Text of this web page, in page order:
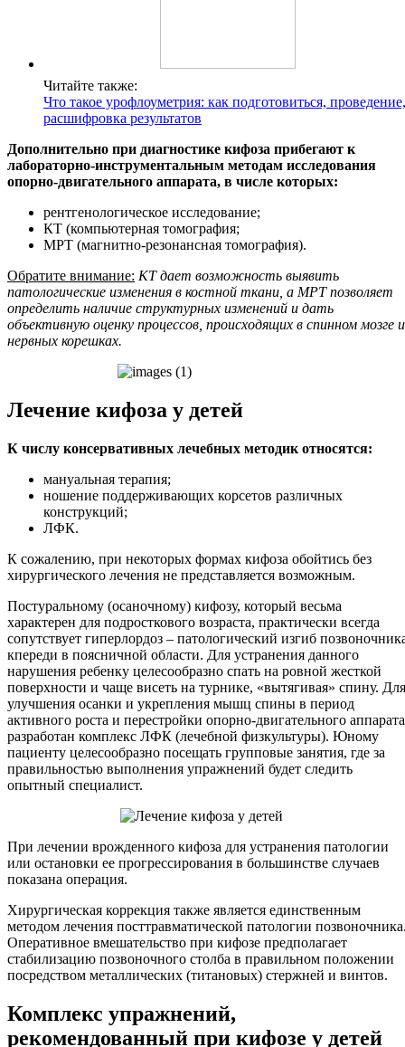
Читайте также:
Что такое урофлоуметрия: как подготовиться, проведение,
расшифровка результатов
Дополнительно при диагностике кифоза прибегают к
лабораторно-инструментальным методам исследования
опорно-двигательного аппарата, в числе которых:
рентгенологическое исследование;
КТ (компьютерная томография;
МРТ (магнитно-резонансная томография).
Обратите внимание: КТ дает возможность выявить
патологические изменения в костной ткани, а МРТ позволяет
определить наличие структурных изменений и дать
объективную оценку процессов, происходящих в спинном мозге и
нервных корешках.
Лечение кифоза у детей
К числу консервативных лечебных методик относятся:
мануальная терапия;
ношение поддерживающих корсетов различных
конструкций;
ЛФК.
К сожалению, при некоторых формах кифоза обойтись без
хирургического лечения не представляется возможным.
Постуральному (осаночному) кифозу, который весьма
характерен для подросткового возраста, практически всегда
сопутствует гиперлордоз – патологический изгиб
кпереди в поясничной области. Для устранения данного
нарушения ребенку целесообразно спать на ровной жесткой
поверхности и чаще висеть на турнике, «вытягивая» спину. Для
улучшения осанки и укрепления мышц спины в период
активного роста и перестройки опорно-двигательного аппарата
разработан комплекс ЛФК (лечебной физкультуры). Юному
пациенту целесообразно посещать групповые занятия, где за
правильностью выполнения упражнений будет следить
опытный специалист.
При лечении врожденного кифоза для устранения патологии
или остановки ее прогрессирования в большинстве случаев
показана операция.
Хирургическая коррекция также является единственным
методом лечения посттравматической патологии
Оперативное вмешательство при кифозе предполагает
стабилизацию позвоночного столба в правильном положении
посредством металлических (титановых) стержней и винтов.
Комплекс упражнений,
рекомендованный при кифозе у детей